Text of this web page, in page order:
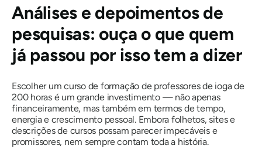
Análises e depoimentos de
pesquisas: ouça o que quem
já passou por isso tem a dizer
Escolher um curso de formação de professores de ioga de
200 horas é um grande investimento — não apenas
financeiramente, mas também em termos de tempo,
energia e crescimento pessoal. Embora folhetos, sites e
descrições de cursos possam parecer impecáveis ​​e
promissores, nem sempre contam toda a história.